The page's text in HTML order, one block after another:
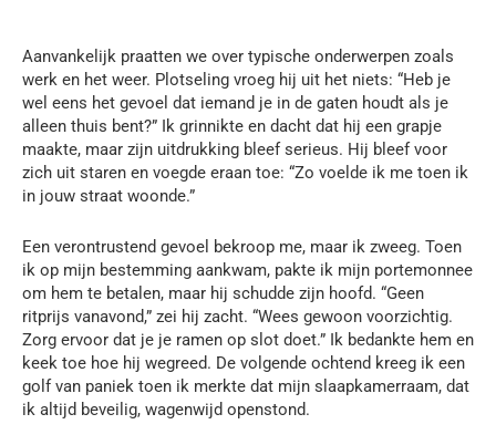
Aanvankelijk praatten we over typische onderwerpen zoals
werk en het weer. Plotseling vroeg hij uit het niets: “Heb je
wel eens het gevoel dat iemand je in de gaten houdt als je
alleen thuis bent?” Ik grinnikte en dacht dat hij een grapje
maakte, maar zijn uitdrukking bleef serieus. Hij bleef voor
zich uit staren en voegde eraan toe: “Zo voelde ik me toen ik
in jouw straat woonde.”
Een verontrustend gevoel bekroop me, maar ik zweeg. Toen
ik op mijn bestemming aankwam, pakte ik mijn portemonnee
om hem te betalen, maar hij schudde zijn hoofd. “Geen
ritprijs vanavond,” zei hij zacht. “Wees gewoon voorzichtig.
Zorg ervoor dat je je ramen op slot doet.” Ik bedankte hem en
keek toe hoe hij wegreed. De volgende ochtend kreeg ik een
golf van paniek toen ik merkte dat mijn slaapkamerraam, dat
ik altijd beveilig, wagenwijd openstond.